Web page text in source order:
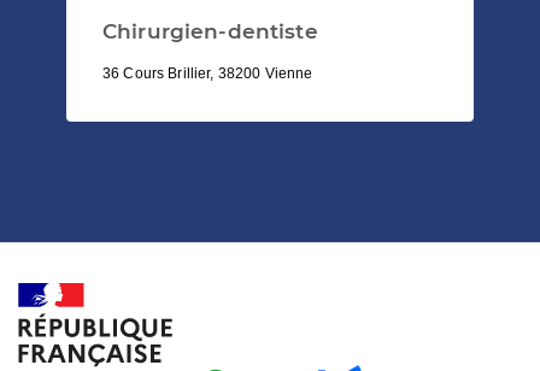
Chirurgien-dentiste
36 Cours Brillier, 38200 Vienne